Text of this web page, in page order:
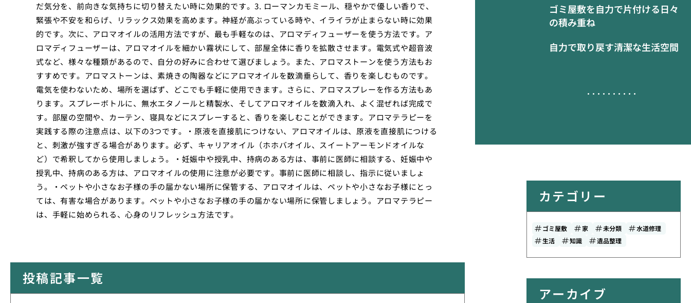
ゴミ屋敷を自力で片付ける日々
の積み重ね
自力で取り戻す清潔な生活空間
だ気分を、前向きな気持ちに切り替えたい時に効果的です。3. ローマンカモミール、穏やかで優しい香りで、
緊張や不安を和らげ、リラックス効果を高めます。神経が高ぶっている時や、イライラが止まらない時に効果
的です。次に、アロマオイルの活用方法ですが、最も手軽なのは、アロマディフューザーを使う方法です。ア
ロマディフューザーは、アロマオイルを細かい霧状にして、部屋全体に香りを拡散させます。電気式や超音波
式など、様々な種類があるので、自分の好みに合わせて選びましょう。また、アロマストーンを使う方法もお
すすめです。アロマストーンは、素焼きの陶器などにアロマオイルを数滴垂らして、香りを楽しむものです。
電気を使わないため、場所を選ばず、どこでも手軽に使用できます。さらに、アロマスプレーを作る方法もあ
ります。スプレーボトルに、無水エタノールと精製水、そしてアロマオイルを数滴入れ、よく混ぜれば完成で
す。部屋の空間や、カーテン、寝具などにスプレーすると、香りを楽しむことができます。アロマテラピーを
実践する際の注意点は、以下の3つです。・原液を直接肌につけない、アロマオイルは、原液を直接肌につける
と、刺激が強すぎる場合があります。必ず、キャリアオイル（ホホバオイル、スイートアーモンドオイルな
ど）で希釈してから使用しましょう。・妊娠中や授乳中、持病のある方は、事前に医師に相談する、妊娠中や
授乳中、持病のある方は、アロマオイルの使用に注意が必要です。事前に医師に相談し、指示に従いましょ
う。・ペットや小さなお子様の手の届かない場所に保管する、アロマオイルは、ペットや小さなお子様にとっ
ては、有害な場合があります。ペットや小さなお子様の手の届かない場所に保管しましょう。アロマテラピー
は、手軽に始められる、心身のリフレッシュ方法です。
投稿記事一覧
カテゴリー
ゴミ屋敷 家 未分類
水道修理
生活
知識 遺品整理
アーカイブ